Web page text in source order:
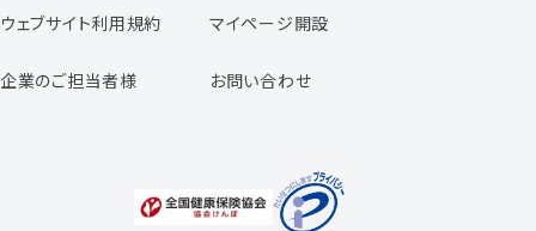
専任コンサルタントの声
福利厚生のご案内
ウェブサイト利用規約 マイページ開設
企業のご担当者様 お問い合わせ